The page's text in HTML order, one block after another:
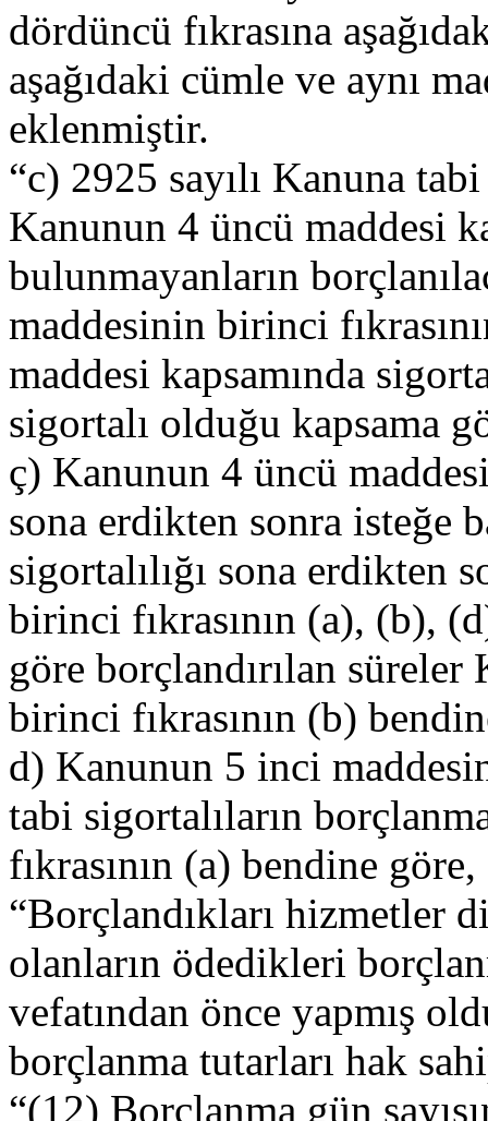
dördüncü fıkrasına
aşağıdaki cümle ve aynı
eklenmiştir.
“c) 2925 sayılı Kanuna
Kanunun 4 üncü maddesi
bulunmayanların
maddesinin birinci
maddesi kapsamında
sigortalı olduğu kapsama
ç) Kanunun 4 üncü
sona erdikten sonra isteğe
sigortalılığı sona erdikten
birinci fıkrasının (a), (b),
göre borçlandırılan
birinci fıkrasının (b)
d) Kanunun 5 inci
tabi sigortalıların
fıkrasının (a) bendine göre,
“Borçlandıkları hizmetler
olanların ödedikleri
vefatından önce yapmış
borçlanma tutarları hak
“(12) Borçlanma gün